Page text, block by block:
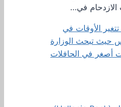
الازدحام في…
تتغير الأوقات في
حيث تبحث الوزارة
أصغر في الحافلات